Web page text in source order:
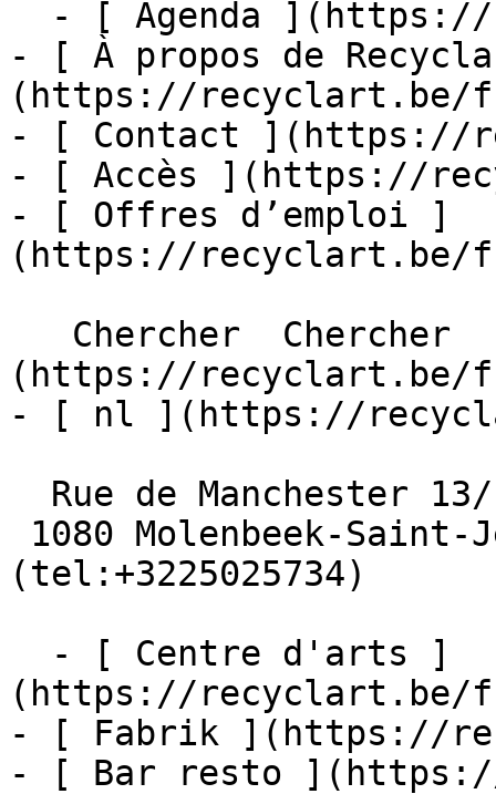
- [ À propos de
(https://recyclart.be/
- [ Contact ](https://
- [ Accès ](https://
- [ Offres d’emploi ]
(https://recyclart.be/
(https://recyclart.be/
- [ nl ](https://
(tel:+3225025734)
(https://recyclart.be/
- [ Fabrik ](https://
- [ Bar resto